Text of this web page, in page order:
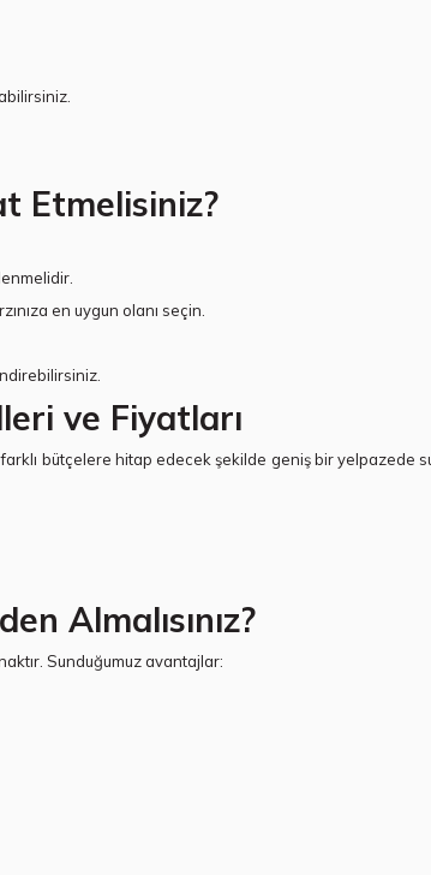
Etmelisiniz?
en uygun olanı seçin.
ve Fiyatları
, farklı bütçelere hitap edecek şekilde geniş bir yelpazede
Almalısınız?
Sunduğumuz avantajlar: